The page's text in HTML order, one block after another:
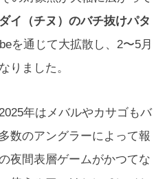
イ（チヌ）のバチ抜けパタ
を通じて大拡散し、2〜5月
りました。
年はメバルやカサゴもバ
数のアングラーによって報
夜間表層ゲームがかつてな